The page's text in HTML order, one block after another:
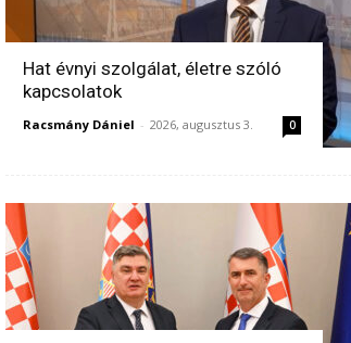
Hat évnyi szolgálat, életre szóló
kapcsolatok
Racsmány Dániel - 2026, augusztus 3. 0